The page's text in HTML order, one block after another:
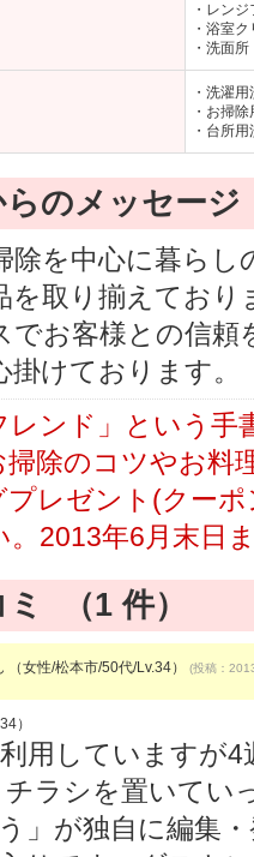
・レン
・浴室
・洗面
・洗濯
・お掃
・台所
のメッセージ
除を中心に暮らし
を取り揃えてお
でお客様との信
けております。
ンド」という手
掃除のコツやお料
レゼント(クー
。2013年6月末日
ミ （1 件）
（女性/松本市/50代/Lv.34） (投稿：
）
用していますが
ラシを置いてい
」が独自に編集